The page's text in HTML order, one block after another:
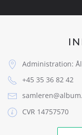
Administration:
+45 35 36 82 42
CVR 14757570